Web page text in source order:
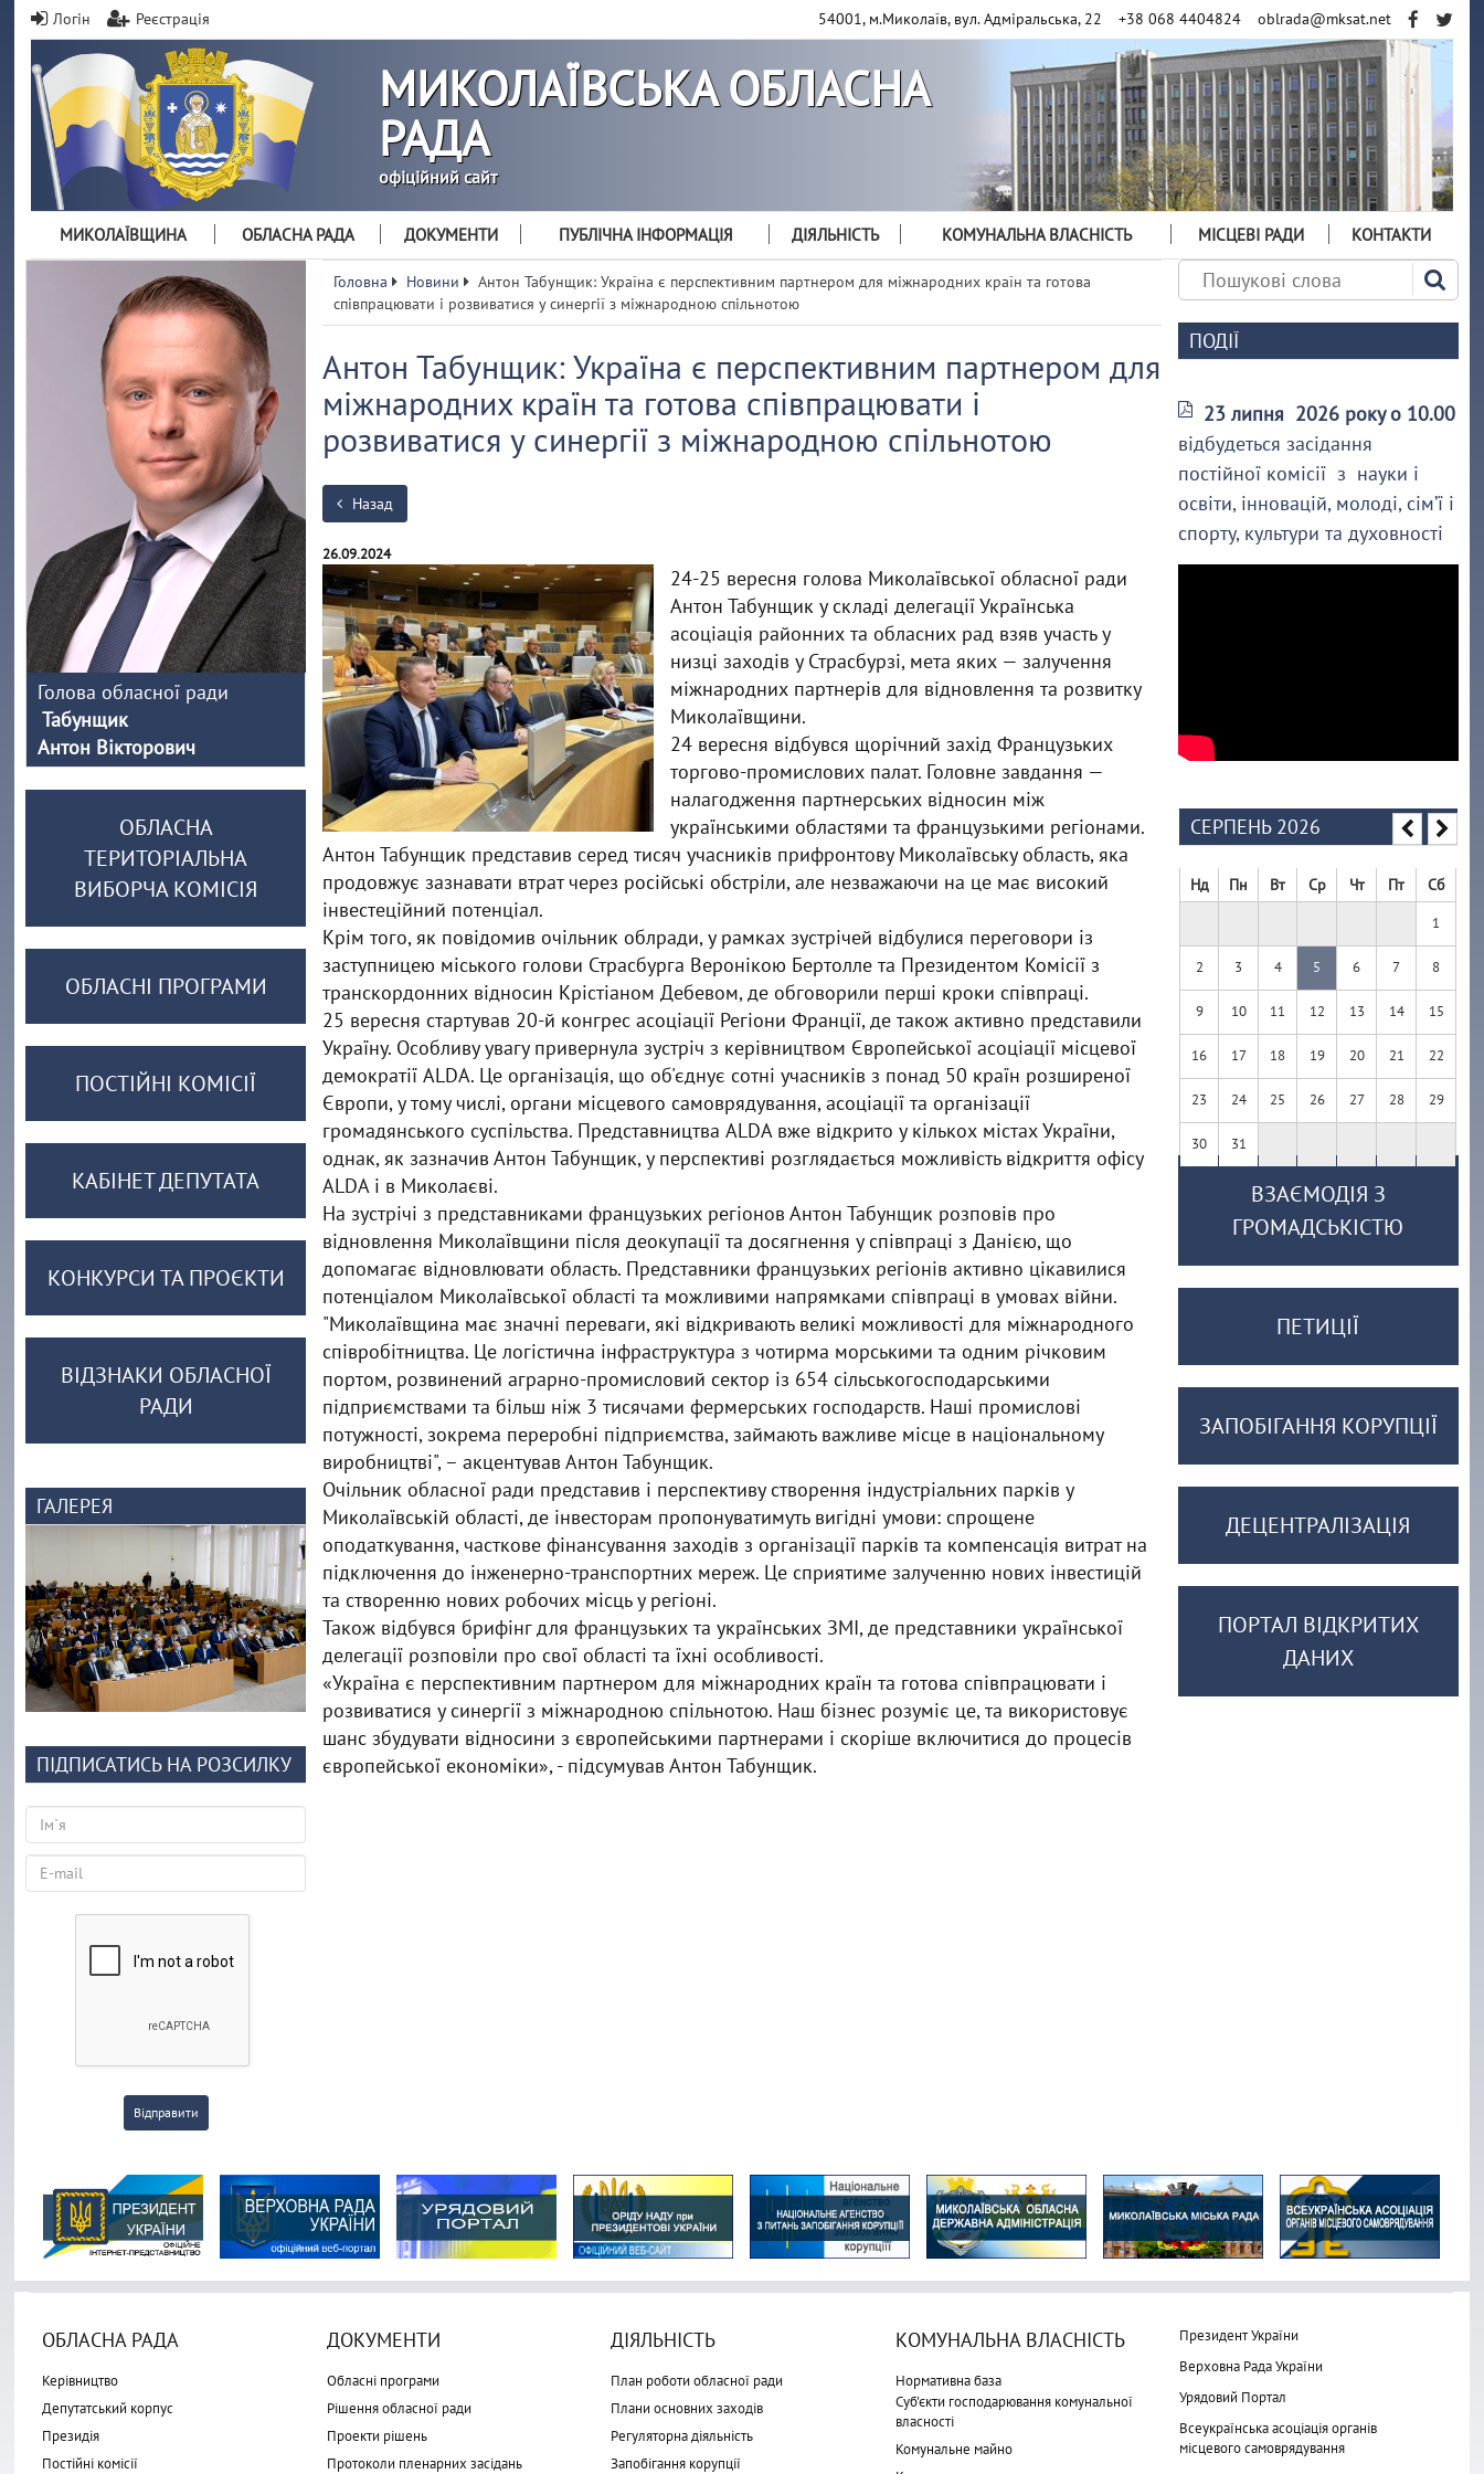
Логін Реєстрація 54001, м.Миколаїв, вул. Адміральська, 22 +38 068 4404824 oblrada@mksat.net
МИКОЛАЇВСЬКА ОБЛАСНА
РАДА
офіційний сайт
МИКОЛАЇВЩИНА ОБЛАСНА РАДА ДОКУМЕНТИ ПУБЛІЧНА ІНФОРМАЦІЯ ДІЯЛЬНІСТЬ КОМУНАЛЬНА ВЛАСНІСТЬ МІСЦЕВІ РАДИ КОНТАКТИ
Головна Новини
Антон Табунщик: Україна є перспективним партнером для міжнародних країн та готова
співпрацювати і розвиватися у синергії з міжнародною спільнотою
Антон Табунщик: Україна є перспективним партнером для
міжнародних країн та готова співпрацювати і
розвиватися у синергії з міжнародною спільнотою
Назад
26.09.2024
24-25 вересня голова Миколаївської обласної ради
Антон Табунщик у складі делегаціїУкраїнська
асоціація районних та обласних радвзяв участь у
низці заходів у Страсбурзі, мета яких — залучення
міжнародних партнерів для відновлення та розвитку
Миколаївщини.
24 вересня відбувся щорічний захід Французьких
торгово-промислових палат. Головне завдання —
налагодження партнерських відносин між
українськими областями та французькими регіонами.
Антон Табунщик представив серед тисяч учасників прифронтову Миколаївську область, яка
продовжує зазнавати втрат через російські обстріли, але незважаючи на це має високий
інвестеційний потенціал.
Крім того, як повідомив очільник облради, у рамках зустрічей відбулися переговори із
заступницею міського голови Страсбурга Веронікою Бертолле та Президентом Комісії з
транскордонних відносин Крістіаном Дебевом, де обговорили перші кроки співпраці.
25 вересня стартував 20-й конгрес асоціації Регіони Франції, де також активно представили
Україну. Особливу увагу привернула зустріч з керівництвом Європейської асоціації місцевої
демократії ALDA. Це організація, що об'єднує сотні учасників з понад 50 країн розширеної
Європи, у тому числі, органи місцевого самоврядування, асоціації та організації
громадянського суспільства. Представництва ALDA вже відкрито у кількох містах України,
однак, як зазначив Антон Табунщик, у перспективі розглядається можливість відкриття офісу
ALDA і в Миколаєві.
На зустрічі з представниками французьких регіонов Антон Табунщик розповів про
відновлення Миколаївщини після деокупації та досягнення у співпраці з Данією, що
допомагає відновлювати область. Представники французьких регіонів активно цікавилися
потенціалом Миколаївської області та можливими напрямками співпраці в умовах війни.
"Миколаївщина має значні переваги, які відкривають великі можливості для міжнародного
співробітництва. Це логістична інфраструктура з чотирма морськими та одним річковим
портом, розвинений аграрно-промисловий сектор із 654 сільськогосподарськими
підприємствами та більш ніж 3 тисячами фермерських господарств. Наші промислові
потужності, зокрема переробні підприємства, займають важливе місце в національному
виробництві", – акцентував Антон Табунщик.
Очільник обласної ради представив і перспективу створення індустріальних парків у
Миколаївській області, де інвесторам пропонуватимуть вигідні умови: спрощене
оподаткування, часткове фінансування заходів з організації парків та компенсація витрат на
підключення до інженерно-транспортних мереж. Це сприятиме залученню нових інвестицій
та створенню нових робочих місць у регіоні.
Також відбувся брифінг для французьких та українських ЗМІ, де представники української
делегації розповіли про свої області та їхні особливості.
«Україна є перспективним партнером для міжнародних країн та готова співпрацювати і
розвиватися у синергії з міжнародною спільнотою. Наш бізнес розуміє це, та використовує
шанс збудувати відносини з європейськими партнерами і скоріше включитися до процесів
європейської економіки», - підсумував Антон Табунщик.
ПОДІЇ
23 липня 2026 року о 10.00
відбудеться засідання
постійної комісії з науки і
освіти, інновацій, молоді, сім’ї і
спорту, культури та духовності
СЕРПЕНЬ 2026
Нд Пн Вт Ср Чт Пт Сб
1
2 3 4 5 6 7 8
9 10 11 12 13 14 15
16 17 18 19 20 21 22
23 24 25 26 27 28 29
30 31
ВЗАЄМОДІЯ З
ГРОМАДСЬКІСТЮ
ПЕТИЦІЇ
ЗАПОБІГАННЯ КОРУПЦІЇ
ДЕЦЕНТРАЛІЗАЦІЯ
ПОРТАЛ ВІДКРИТИХ
ДАНИХ
Голова обласної ради
Табунщик
Антон Вікторович
ОБЛАСНА
ТЕРИТОРІАЛЬНА
ВИБОРЧА КОМІСІЯ
ОБЛАСНІ ПРОГРАМИ
ПОСТІЙНІ КОМІСІЇ
КАБІНЕТ ДЕПУТАТА
КОНКУРСИ ТА ПРОЄКТИ
ВІДЗНАКИ ОБЛАСНОЇ
РАДИ
ГАЛЕРЕЯ
ПІДПИСАТИСЬ НА РОЗСИЛКУ
Відправити
ОБЛАСНА РАДА
Керівництво
Депутатський корпус
Президія
Постійні комісії
ДОКУМЕНТИ
Обласні програми
Рішення обласної ради
Проекти рішень
Протоколи пленарних засідань
ДІЯЛЬНІСТЬ
План роботи обласної ради
Плани основних заходів
Регуляторна діяльність
Запобігання корупції
КОМУНАЛЬНА ВЛАСНІСТЬ
Нормативна база
Суб'єкти господарювання комунальної
власності
Комунальне майно
Президент України
Верховна Рада України
Урядовий Портал
Всеукраїнська асоціація органів
місцевого самоврядування